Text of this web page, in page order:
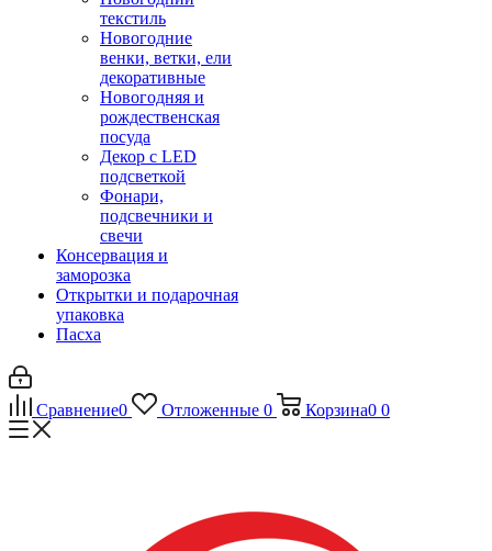
текстиль
Новогодние
венки, ветки, ели
декоративные
Новогодняя и
рождественская
посуда
Декор с LED
подсветкой
Фонари,
подсвечники и
свечи
Консервация и
заморозка
Открытки и подарочная
упаковка
Пасха
Сравнение0 Отложенные 0 Корзина0 0